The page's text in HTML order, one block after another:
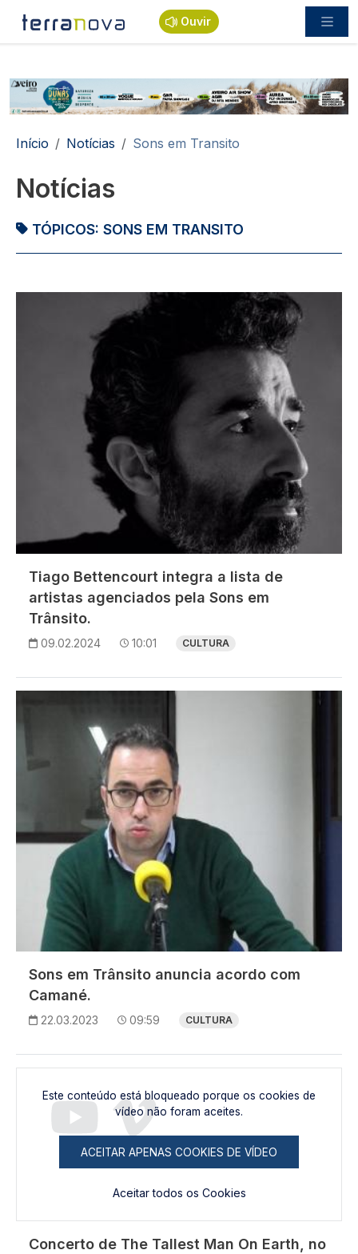
Passar para o conteúdo principal
Ouvir
Navegação estrutural
Início Notícias Sons em Transito
Notícias
TÓPICOS: SONS EM TRANSITO
Tiago Bettencourt integra a lista de
artistas agenciados pela Sons em
Trânsito.
09.02.2024 10:01 CULTURA
Sons em Trânsito anuncia acordo com
Camané.
22.03.2023 09:59 CULTURA
Este conteúdo está bloqueado porque os cookies de
vídeo não foram aceites.
ACEITAR APENAS COOKIES DE VÍDEO
Aceitar todos os Cookies
Concerto de The Tallest Man On Earth, no